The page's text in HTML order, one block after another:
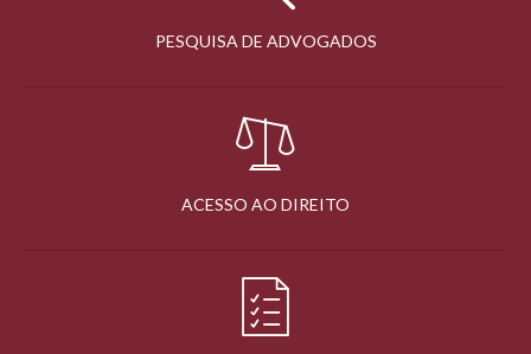
PESQUISA DE ADVOGADOS
ACESSO AO DIREITO